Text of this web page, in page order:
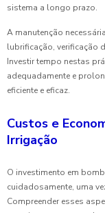
sistema a longo prazo.
A manutenção
lubrificação, verificação
Investir tempo nestas
adequadamente e
eficiente e eficaz.
Custos e
Irrigação
O investimento em
cuidadosamente, uma
Compreender esses